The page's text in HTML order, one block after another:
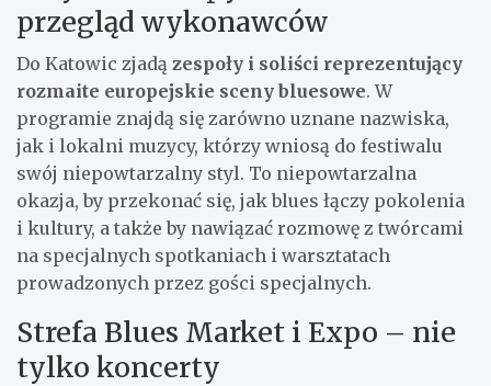
przegląd wykonawców
Do Katowic zjadą zespoły i soliści reprezentujący
rozmaite europejskie sceny bluesowe. W
programie znajdą się zarówno uznane nazwiska,
jak i lokalni muzycy, którzy wniosą do festiwalu
swój niepowtarzalny styl. To niepowtarzalna
okazja, by przekonać się, jak blues łączy pokolenia
i kultury, a także by nawiązać rozmowę z twórcami
na specjalnych spotkaniach i warsztatach
prowadzonych przez gości specjalnych.
Strefa Blues Market i Expo – nie
tylko koncerty